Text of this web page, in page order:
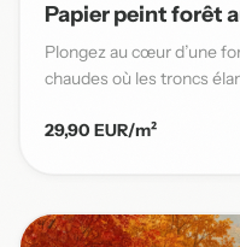
Papier peint forêt
Plongez au cœur d’une
chaudes où les troncs
29,90 EUR/m²